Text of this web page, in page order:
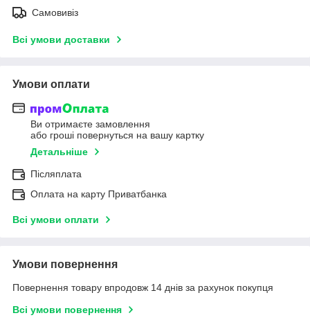
Самовивіз
Всі умови доставки
Умови оплати
Ви отримаєте замовлення
або гроші повернуться на вашу картку
Детальніше
Післяплата
Оплата на карту Приватбанка
Всі умови оплати
Умови повернення
Повернення товару впродовж 14 днів за рахунок покупця
Всі умови повернення